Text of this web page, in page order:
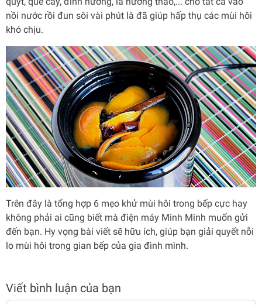
nồi nước rồi đun sôi vài phút là đã giúp hấp thụ các mùi hôi
khó chịu.
Trên đây là tổng hợp 6 mẹo khử mùi hôi trong bếp cực hay
không phải ai cũng biết mà điện máy Minh Minh muốn gửi
đến bạn. Hy vọng bài viết sẽ hữu ích, giúp bạn giải quyết nỗi
lo mùi hôi trong gian bếp của gia đình mình.
Viết bình luận của bạn